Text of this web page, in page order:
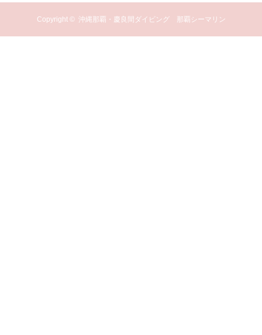
Copyright © 沖縄那覇・慶良間ダイビング 那覇シーマリン